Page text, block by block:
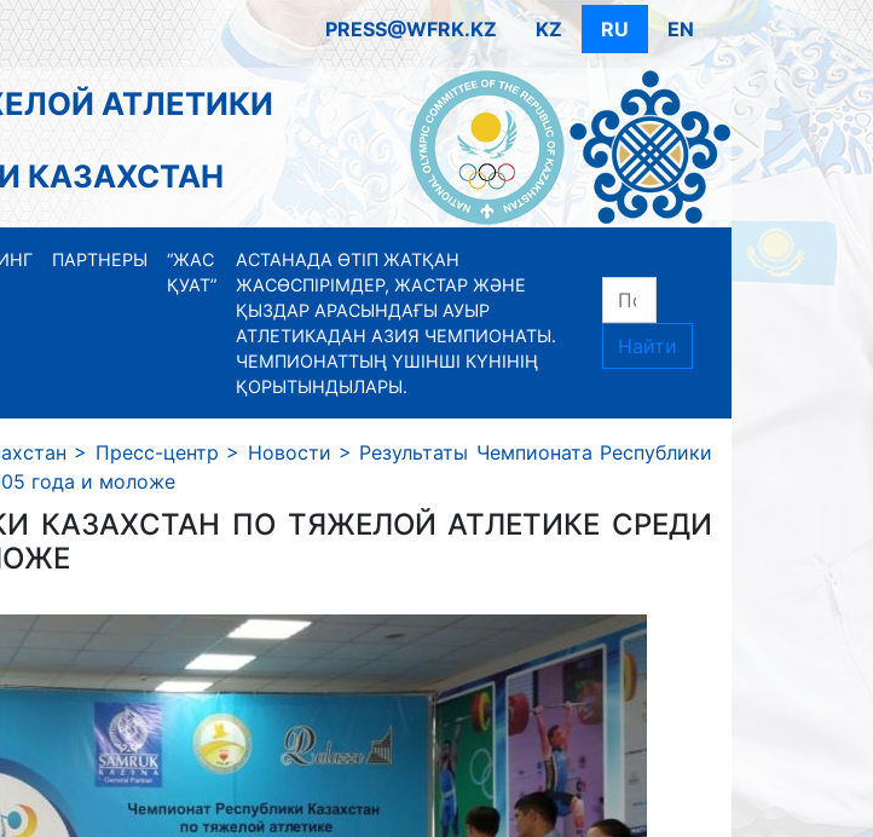
PRESS@WFRK.KZ KZ RU EN
АТЛЕТИКИ
ПАРТНЕРЫ
“ЖАС
ҚУАТ”
АСТАНАДА ӨТІП ЖАТҚАН
ЖАСӨСПІРІМДЕР, ЖАСТАР ЖӘНЕ
ҚЫЗДАР АРАСЫНДАҒЫ АУЫР
АТЛЕТИКАДАН АЗИЯ ЧЕМПИОНАТЫ.
ЧЕМПИОНАТТЫҢ ҮШІНШІ КҮНІНІҢ
ҚОРЫТЫНДЫЛАРЫ.
Найти
> Пресс-центр > Новости > Результаты Чемпионата Республики
года и моложе
КАЗАХСТАН ПО ТЯЖЕЛОЙ АТЛЕТИКЕ СРЕДИ